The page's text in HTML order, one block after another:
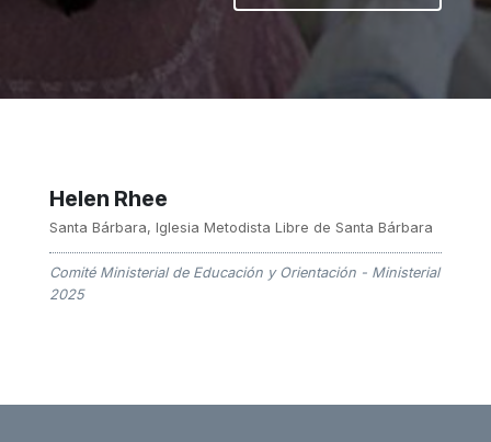
Helen Rhee
Santa Bárbara, Iglesia Metodista Libre de Santa Bárbara
Comité Ministerial de Educación y Orientación - Ministerial
2025